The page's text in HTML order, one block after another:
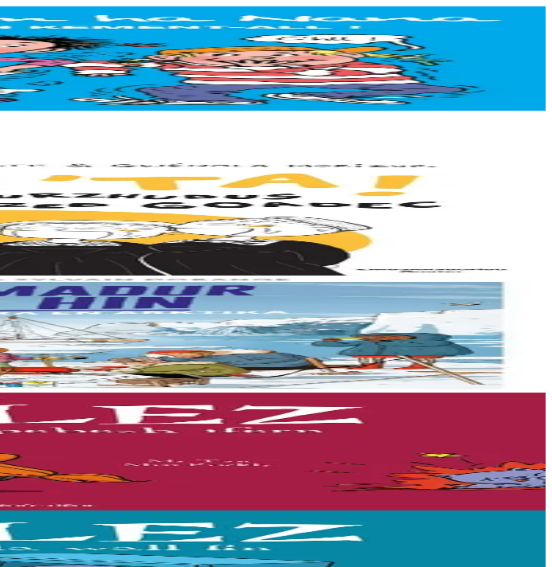
leurs chants. De Treffrin jusqu'à Paris, elles sont...
voilier scientifique, la goélette Tara....
ou briser le coeur de Geoffroy... j'ai toujours une idée intéressante !...